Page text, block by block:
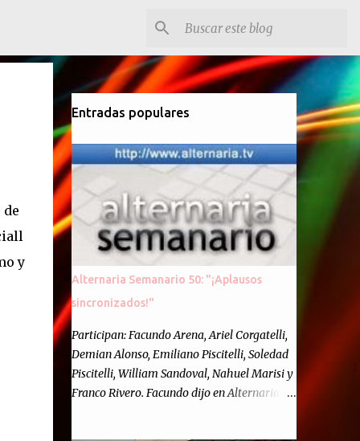
de
y
Entradas populares
Alternaria Semanario 50: "¡Aplausos
sincronizados!"
Participan: Facundo Arena, Ariel Corgatelli,
Demian Alonso, Emiliano Piscitelli, Soledad
Piscitelli, William Sandoval, Nahuel Marisi y
Franco Rivero. Facundo dijo en Alternaria :